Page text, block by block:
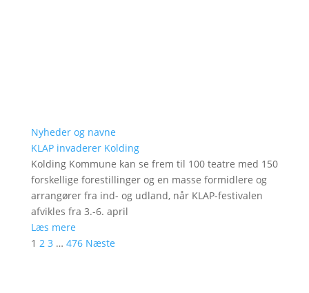
Nyheder og navne
KLAP invaderer Kolding
Kolding Kommune kan se frem til 100 teatre med 150
forskellige forestillinger og en masse formidlere og
arrangører fra ind- og udland, når KLAP-festivalen
afvikles fra 3.-6. april
Læs mere
1 2 3 … 476 Næste